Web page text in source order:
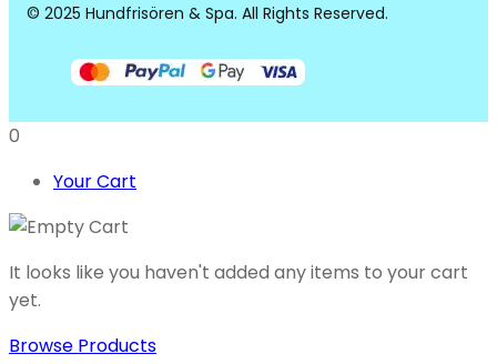
© 2025 Hundfrisören & Spa. All Rights Reserved.
0
Your Cart
It looks like you haven't added any items to your cart
yet.
Browse Products